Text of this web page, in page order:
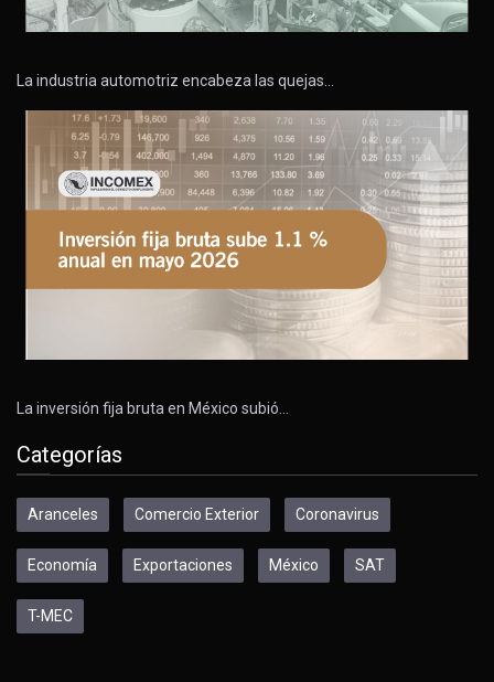
La industria automotriz encabeza las quejas…
La inversión fija bruta en México subió…
Categorías
Aranceles Comercio Exterior Coronavirus
Economía Exportaciones México SAT
T-MEC